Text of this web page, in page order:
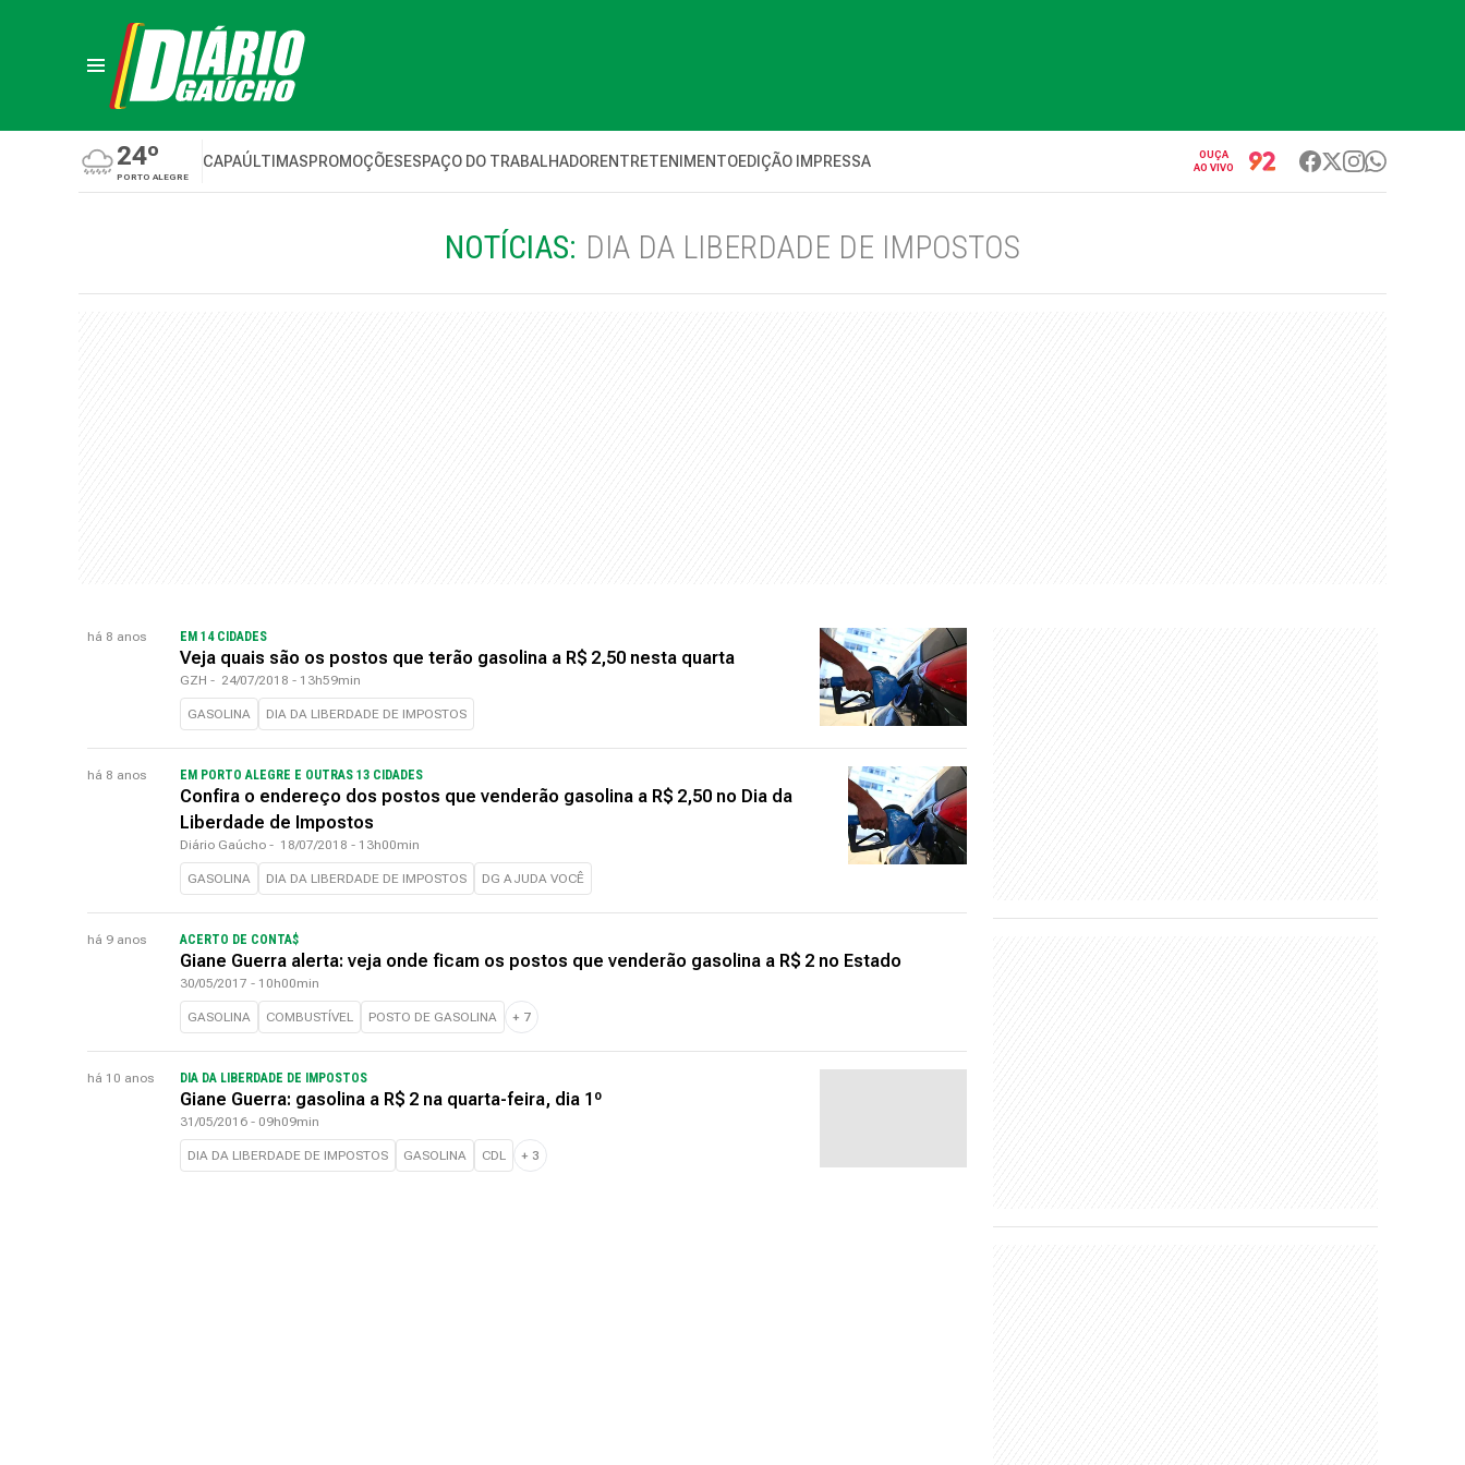
24º
PORTO ALEGRE
CAPAÚLTIMASPROMOÇÕESESPAÇO DO TRABALHADORENTRETENIMENTOEDIÇÃO IMPRESSA
OUÇA
AO VIVO
NOTÍCIAS: DIA DA LIBERDADE DE IMPOSTOS
há 8 anos EM 14 CIDADES
Veja quais são os postos que terão gasolina a R$ 2,50 nesta quarta
GZH - 24/07/2018 - 13h59min
GASOLINA DIA DA LIBERDADE DE IMPOSTOS
há 8 anos EM PORTO ALEGRE E OUTRAS 13 CIDADES
Confira o endereço dos postos que venderão gasolina a R$ 2,50 no Dia da
Liberdade de Impostos
Diário Gaúcho - 18/07/2018 - 13h00min
GASOLINA DIA DA LIBERDADE DE IMPOSTOS DG AJUDA VOCÊ
há 9 anos ACERTO DE CONTA$
Giane Guerra alerta: veja onde ficam os postos que venderão gasolina a R$ 2 no Estado
30/05/2017 - 10h00min
GASOLINA COMBUSTÍVEL POSTO DE GASOLINA + 7
há 10 anos DIA DA LIBERDADE DE IMPOSTOS
Giane Guerra: gasolina a R$ 2 na quarta-feira, dia 1º
31/05/2016 - 09h09min
DIA DA LIBERDADE DE IMPOSTOS GASOLINA CDL + 3